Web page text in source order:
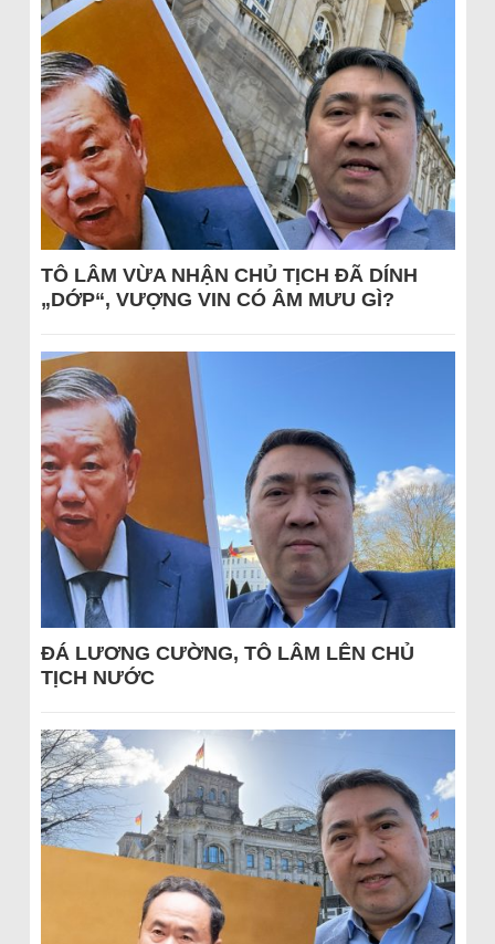
TÔ LÂM VỪA NHẬN CHỦ TỊCH ĐÃ DÍNH
„DỚP“, VƯỢNG VIN CÓ ÂM MƯU GÌ?
ĐÁ LƯƠNG CƯỜNG, TÔ LÂM LÊN CHỦ
TỊCH NƯỚC